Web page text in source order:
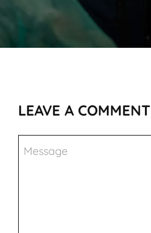
LEAVE A COMMENT